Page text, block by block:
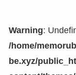
Warning:
/home/
be.xyz/